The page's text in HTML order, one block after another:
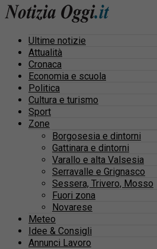
Ultime notizie
Attualità
Cronaca
Economia e scuola
Politica
Cultura e turismo
Sport
Zone
Borgosesia e dintorni
Gattinara e dintorni
Varallo e alta Valsesia
Serravalle e Grignasco
Sessera, Trivero, Mosso
Fuori zona
Novarese
Meteo
Idee & Consigli
Annunci Lavoro